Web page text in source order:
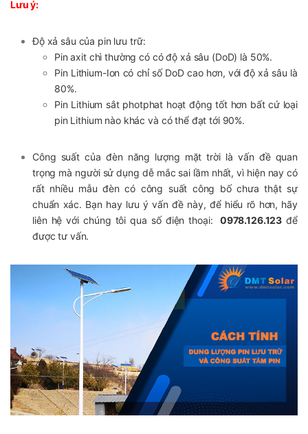
Lưu ý:
Độ xả sâu của pin lưu trữ:
Pin axit chì thường có có độ xả sâu (DoD) là 50%.
Pin Lithium-Ion có chỉ số DoD cao hơn, với độ xả sâu là
80%.
Pin Lithium sắt photphat hoạt động tốt hơn bất cứ loại
pin Lithium nào khác và có thể đạt tới 90%.
Công suất của đèn năng lượng mặt trời là vấn đề quan
trọng mà người sử dụng dễ mắc sai lầm nhất, vì hiện nay có
rất nhiều mẫu đèn có công suất công bố chưa thật sự
chuẩn xác. Bạn hay lưu ý vấn đề này, để hiểu rõ hơn, hãy
liên hệ với chúng tôi qua số điện thoại:
0978.126.123 để
được tư vấn.